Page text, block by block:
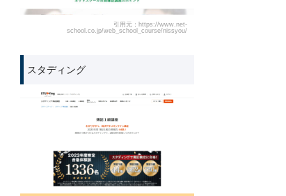
引用元：https://www.net-
school.co.jp/web_school_course/nissyou/
スタディング